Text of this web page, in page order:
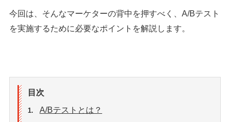
今回は、そんなマーケターの背中を押すべく、A/Bテスト
を実施するために必要なポイントを解説します。
目次
1. A/Bテストとは？